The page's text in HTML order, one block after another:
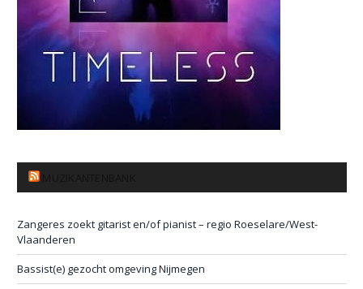
Zangeres zoekt gitarist en/of pianist – regio Roeselare/West-
Vlaanderen
Bassist(e) gezocht omgeving Nijmegen